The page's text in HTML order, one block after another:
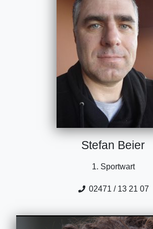
Stefan Beier
1. Sportwart
02471 / 13 21 07